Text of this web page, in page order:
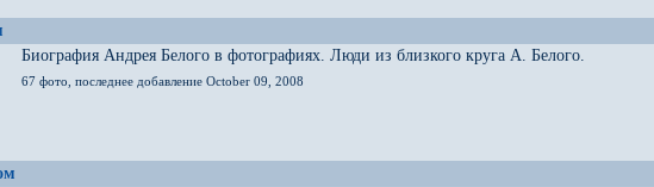
Биография Андрея Белого в фотографиях. Люди из близкого круга А. Белого.
67 фото, последнее добавление October 09, 2008